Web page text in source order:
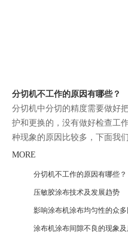
分切机不工作的原因有哪些？
分切机中分切的精度需要做好
护和更换的，没有做好检查工
种现象的原因比较多，下面我
哪些。
MORE
分切机不工作的原因有哪些？
压敏胶涂布技术及发展趋势
影响涂布机涂布均匀性的众
涂布机涂布间隙不良的现象及